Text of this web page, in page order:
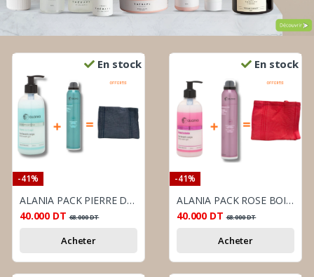
En stock
-41%
ALANIA PACK PIERRE DE SOLEIL : GEL LAVANT CORPS 350 ML + DÉODORANT PARFUMÉ SPRAY 200 ML
40.000 DT 68.000DT
Acheter
En stock
-41%
ALANIA PACK ROSE BOISÉE : GEL LAVANT CORPS 350 ML + DÉODORANT PARFUMÉ SPRAY 200 ML / ALANIA
40.000 DT 68.000DT
Acheter